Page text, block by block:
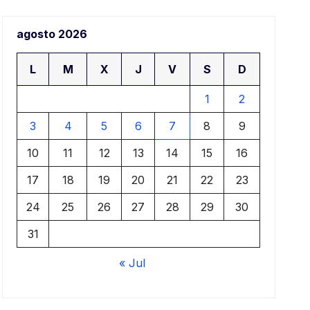
agosto 2026
L M X J V S D
1
2
3
4 5 6 7 8
9
10
11 12 13 14 15
16
17
18 19 20 21 22
23
24
25 26 27 28 29
30
31
« Jul